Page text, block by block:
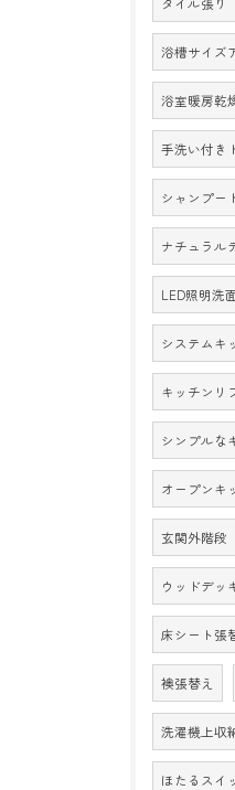
浴槽サイズ
浴室暖房乾
手洗い付き
シャンプー
ナチュラル
LED照明洗
システムキ
キッチンリ
シンプルな
オープンキ
玄関外階段
ウッドデッ
床シート張
襖張替え
洗濯機上収
ほたるスイ